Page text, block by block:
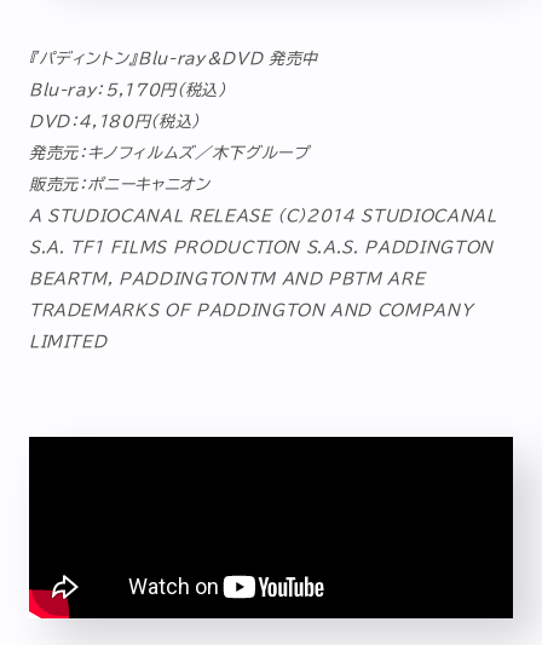
『パディントン』Blu-ray＆DVD 発売中
Blu-ray：5,170円(税込)
DVD：4,180円(税込)
発売元：キノフィルムズ／木下グループ
販売元：ポニーキャニオン
A STUDIOCANAL RELEASE (C)2014 STUDIOCANAL
S.A. TF1 FILMS PRODUCTION S.A.S. PADDINGTON
BEARTM, PADDINGTONTM AND PBTM ARE
TRADEMARKS OF PADDINGTON AND COMPANY
LIMITED